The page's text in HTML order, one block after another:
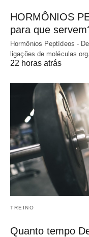
HORMÔNIOS
para que
Hormônios Peptídeos -
ligações de moléculas
22 horas atrás
TREINO
Quanto tempo